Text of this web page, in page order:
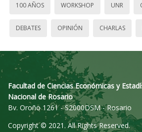
100 AÑOS WORKSHOP UNR
DEBATES OPINIÓN CHARLAS
Facultad de Ciencias Económicas y
Nacional de Rosario
Bv. Oroño 1261 - S2000DSM - Rosario
Copyright © 2021. All Rights Reserved.